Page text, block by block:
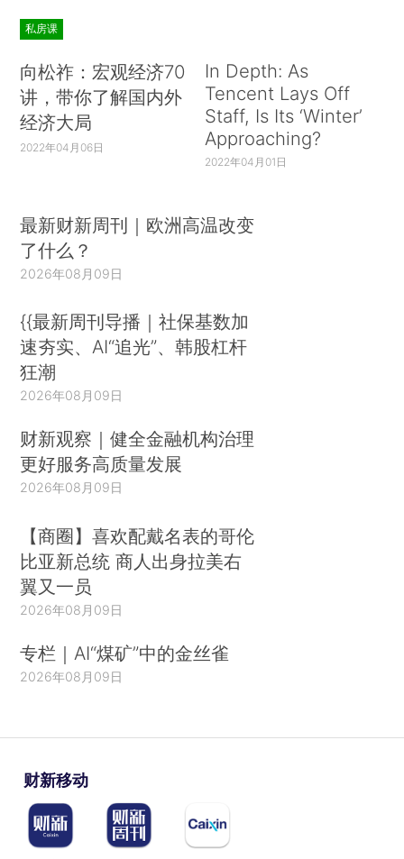
私房课
向松祚：宏观经济70
讲，带你了解国内外
经济大局
2022年04月06日
In Depth: As
Tencent Lays Off
Staff, Is Its ‘Winter’
Approaching?
2022年04月01日
最新财新周刊｜欧洲高温改变
了什么？
2026年08月09日
{{最新周刊导播｜社保基数加
速夯实、AI“追光”、韩股杠杆
狂潮
2026年08月09日
财新观察｜健全金融机构治理
更好服务高质量发展
2026年08月09日
【商圈】喜欢配戴名表的哥伦
比亚新总统 商人出身拉美右
翼又一员
2026年08月09日
专栏｜AI“煤矿”中的金丝雀
2026年08月09日
财新移动